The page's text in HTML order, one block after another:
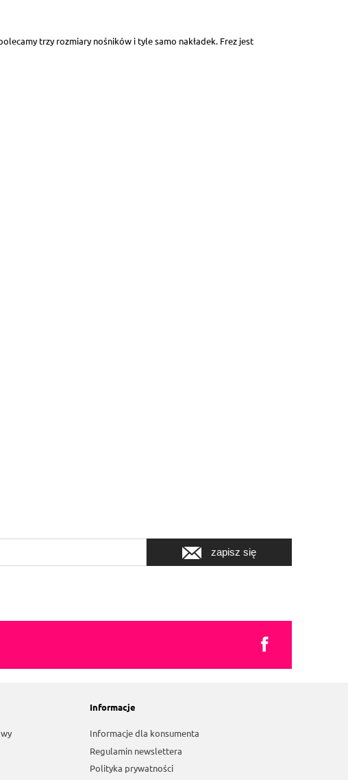
trzy rozmiary nośników i tyle samo nakładek. Frez jest
zapisz się
Informacje
Informacje dla konsumenta
Regulamin newslettera
Polityka prywatności